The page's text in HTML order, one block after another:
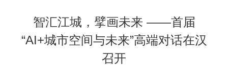
智汇江城，擘画未来 ——首届
“AI+城市空间与未来”高端对话在汉
召开